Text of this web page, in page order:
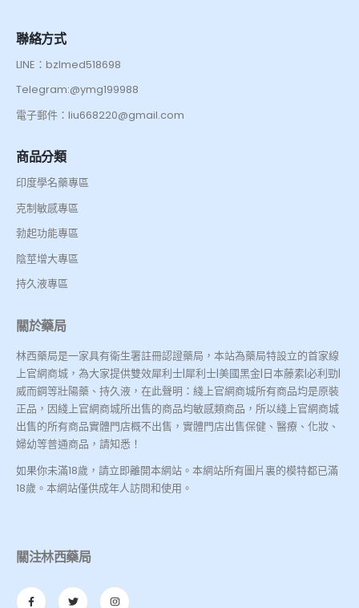
聯絡方式
LINE：bzlmed518698
Telegram:@ymg199988
電子郵件：liu668220@gmail.com
商品分類
印度學名藥專區
克制敏感專區
勃起功能專區
陰莖增大專區
持久液專區
關於藥局
林西藥局是一家具有衛生署註冊認證藥局，本站為藥局特設立的首家線
上官網商城，為大家提供雙效犀利士|犀利士|美國黑金|日本藤素|必利勁|
威而鋼等壯陽藥、持久液，在此聲明：綫上官網商城所有商品均是原裝
正品，因綫上官網商城所出售的商品均敏感類商品，所以綫上官網商城
出售的所有商品實體門店概不出售，實體門店出售保健、醫療、化妝、
婦幼等普通商品，請知悉！
如果你未滿18歲，請立即離開本網站。本網站所有圖片裏的模特都已滿
18歲。本網站僅供成年人訪問和使用。
關注林西藥局